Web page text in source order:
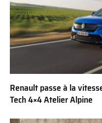
Renault passe à la
Tech 4×4 Atelier Alpine